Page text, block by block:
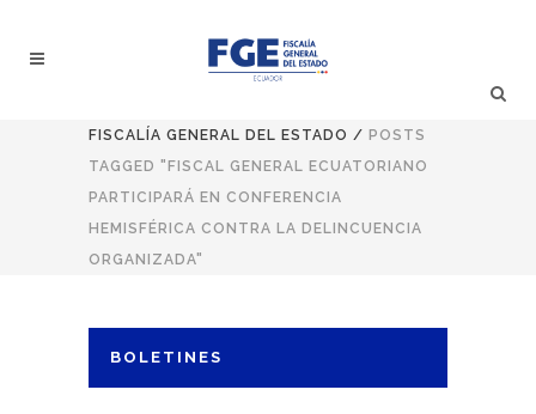
FISCALÍA GENERAL DEL ESTADO / POSTS
TAGGED "FISCAL GENERAL ECUATORIANO
PARTICIPARÁ EN CONFERENCIA
HEMISFÉRICA CONTRA LA DELINCUENCIA
ORGANIZADA"
BOLETINES